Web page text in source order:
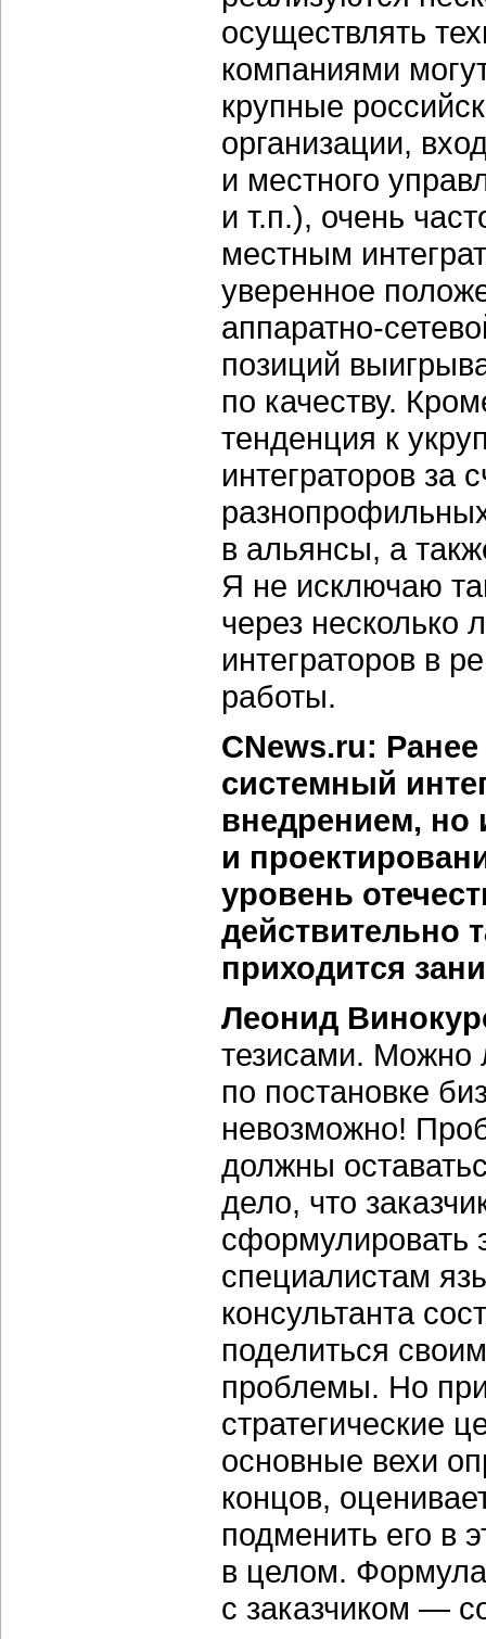
осуществлять
компаниями
крупные
организации,
и местного
и т.п.), очень
местным
уверенное
аппаратно-
позиций
по качеству.
тенденция к
интеграторов за
в альянсы, а
Я не исключаю
через несколько
интеграторов в
работы.
CNews.ru:
системный
внедрением, но
и
уровень
действительно
приходится
Леонид
тезисами. Можно
по постановке
невозможно!
должны
дело, что
сформулировать
специалистам
консультанта
поделиться
проблемы. Но
стратегические
основные вехи
концов,
подменить его в
в целом.
с заказчиком —